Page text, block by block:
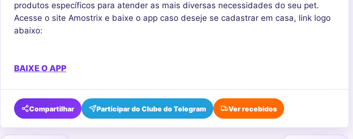
produtos específicos para atender as mais diversas necessidades do seu pet.
Acesse o site Amostrix e baixe o app caso deseje se cadastrar em casa, link logo
abaixo:
BAIXE O APP
Compartilhar Participar do Clube do Telegram Ver recebidos